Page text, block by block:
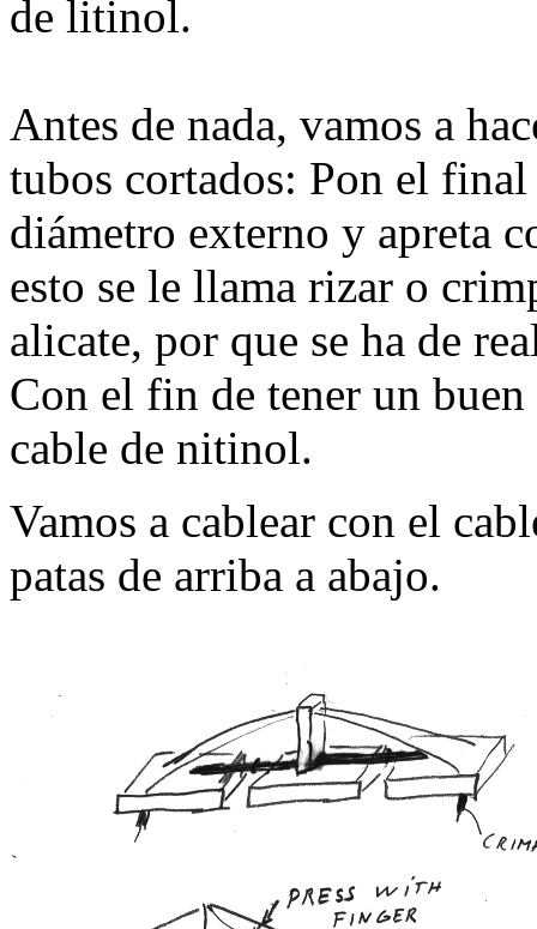
de litinol.
Antes de nada, vamos a
tubos cortados: Pon el
diámetro externo y apreta
esto se le llama rizar o
alicate, por que se ha de
Con el fin de tener un
cable de nitinol.
Vamos a cablear con el
patas de arriba a abajo.